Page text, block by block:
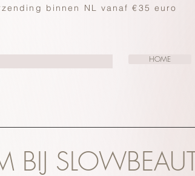
binnen NL vanaf €35 euro
HOME
BIJ